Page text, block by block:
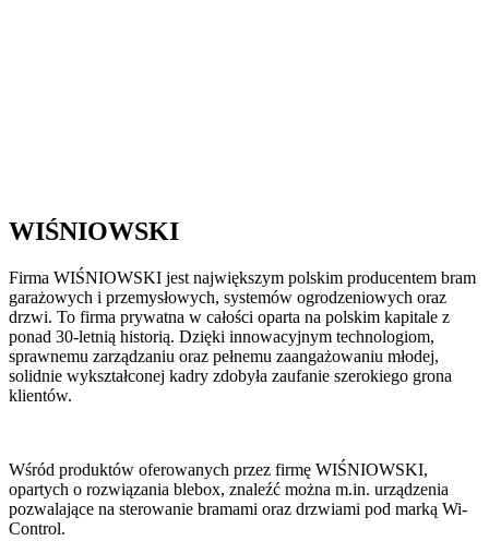
WIŚNIOWSKI
Firma WIŚNIOWSKI jest największym polskim producentem bram
garażowych i przemysłowych, systemów ogrodzeniowych oraz
drzwi. To firma prywatna w całości oparta na polskim kapitale z
ponad 30-letnią historią. Dzięki innowacyjnym technologiom,
sprawnemu zarządzaniu oraz pełnemu zaangażowaniu młodej,
solidnie wykształconej kadry zdobyła zaufanie szerokiego grona
klientów.
Wśród produktów oferowanych przez firmę WIŚNIOWSKI,
opartych o rozwiązania blebox, znaleźć można m.in. urządzenia
pozwalające na sterowanie bramami oraz drzwiami pod marką Wi-
Control.